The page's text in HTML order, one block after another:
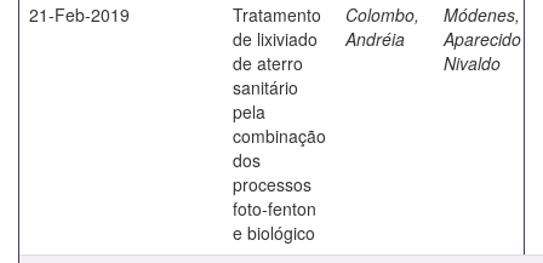
21-Feb-2019
Tratamento
de lixiviado
de aterro
sanitário
pela
combinação
dos
processos
foto-fenton
e biológico
Colombo,
Andréia
Módenes,
Aparecido
Nivaldo